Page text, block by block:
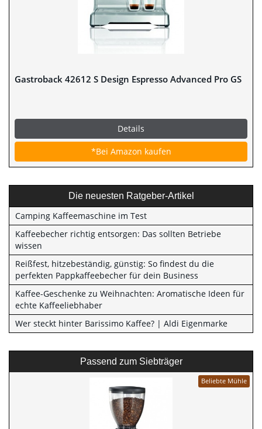
Gastroback 42612 S Design Espresso Advanced Pro GS
Details
*Bei Amazon kaufen
Die neuesten Ratgeber-Artikel
Camping Kaffeemaschine im Test
Kaffeebecher richtig entsorgen: Das sollten Betriebe
wissen
Reißfest, hitzebeständig, günstig: So findest du die
perfekten Pappkaffeebecher für dein Business
Kaffee-Geschenke zu Weihnachten: Aromatische Ideen für
echte Kaffeeliebhaber
Wer steckt hinter Barissimo Kaffee? | Aldi Eigenmarke
Passend zum Siebträger
Beliebte Mühle